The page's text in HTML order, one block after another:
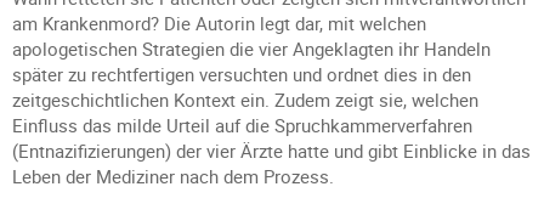
am Krankenmord? Die Autorin legt dar, mit welchen
apologetischen Strategien die vier Angeklagten ihr Handeln
später zu rechtfertigen versuchten und ordnet dies in den
zeitgeschichtlichen Kontext ein. Zudem zeigt sie, welchen
Einfluss das milde Urteil auf die Spruchkammerverfahren
(Entnazifizierungen) der vier Ärzte hatte und gibt Einblicke in das
Leben der Mediziner nach dem Prozess.